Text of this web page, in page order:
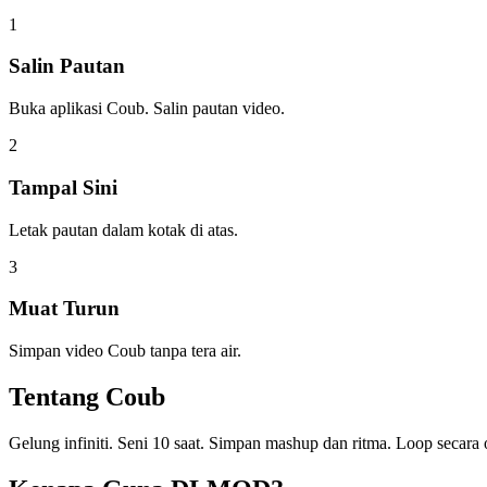
1
Salin Pautan
Buka aplikasi Coub. Salin pautan video.
2
Tampal Sini
Letak pautan dalam kotak di atas.
3
Muat Turun
Simpan video Coub tanpa tera air.
Tentang Coub
Gelung infiniti. Seni 10 saat. Simpan mashup dan ritma. Loop secara